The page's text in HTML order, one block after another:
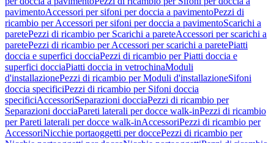
pavimentoAccessori per sifoni per doccia a pavimentoPezzi di
ricambio per Accessori per sifoni per doccia a pavimentoScarichi a
paretePezzi di ricambio per Scarichi a pareteAccessori per scarichi a
paretePezzi di ricambio per Accessori per scarichi a paretePiatti
doccia e superfici docciaPezzi di ricambio per Piatti doccia e
superfici docciaPiatti doccia in vetrochinaModuli
d'installazionePezzi di ricambio per Moduli d'installazioneSifoni
doccia specificiPezzi di ricambio per Sifoni doccia
specificiAccessoriSeparazioni docciaPezzi di ricambio per
Separazioni docciaPareti laterali per docce walk-inPezzi di ricambio
per Pareti laterali per docce walk-inAccessoriPezzi di ricambio per
AccessoriNicchie portaoggetti per doccePezzi di ricambio per